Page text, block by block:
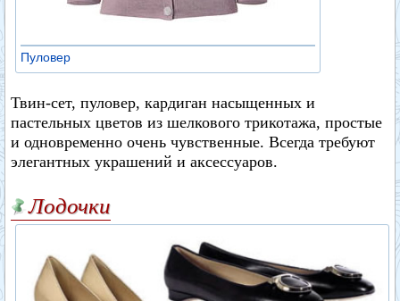
Пуловер
Твин-сет, пуловер, кардиган насыщенных и
пастельных цветов из шелкового трикотажа, простые
и одновременно очень чувственные. Всегда требуют
элегантных украшений и аксессуаров.
Лодочки